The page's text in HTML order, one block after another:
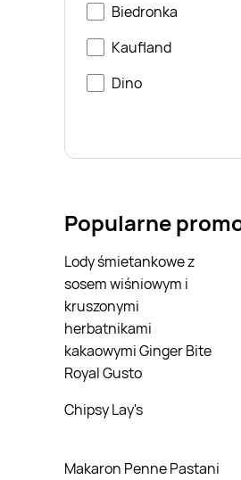
Biedronka
Kaufland
Dino
Popularne
Lody śmietankowe z
sosem wiśniowym i
kruszonymi
herbatnikami
kakaowymi Ginger Bite
Royal Gusto
Chipsy Lay's
Makaron Penne Pastani